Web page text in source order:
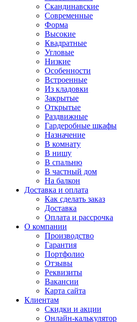
Скандинавские
Современные
Форма
Высокие
Квадратные
Угловые
Низкие
Особенности
Встроенные
Из кладовки
Закрытые
Открытые
Раздвижные
Гардеробные шкафы
Назначение
В комнату
В нишу
В спальню
В частный дом
На балкон
Доставка и оплата
Как сделать заказ
Доставка
Оплата и рассрочка
О компании
Производство
Гарантия
Портфолио
Отзывы
Реквизиты
Вакансии
Карта сайта
Клиентам
Скидки и акции
Онлайн-калькулятор